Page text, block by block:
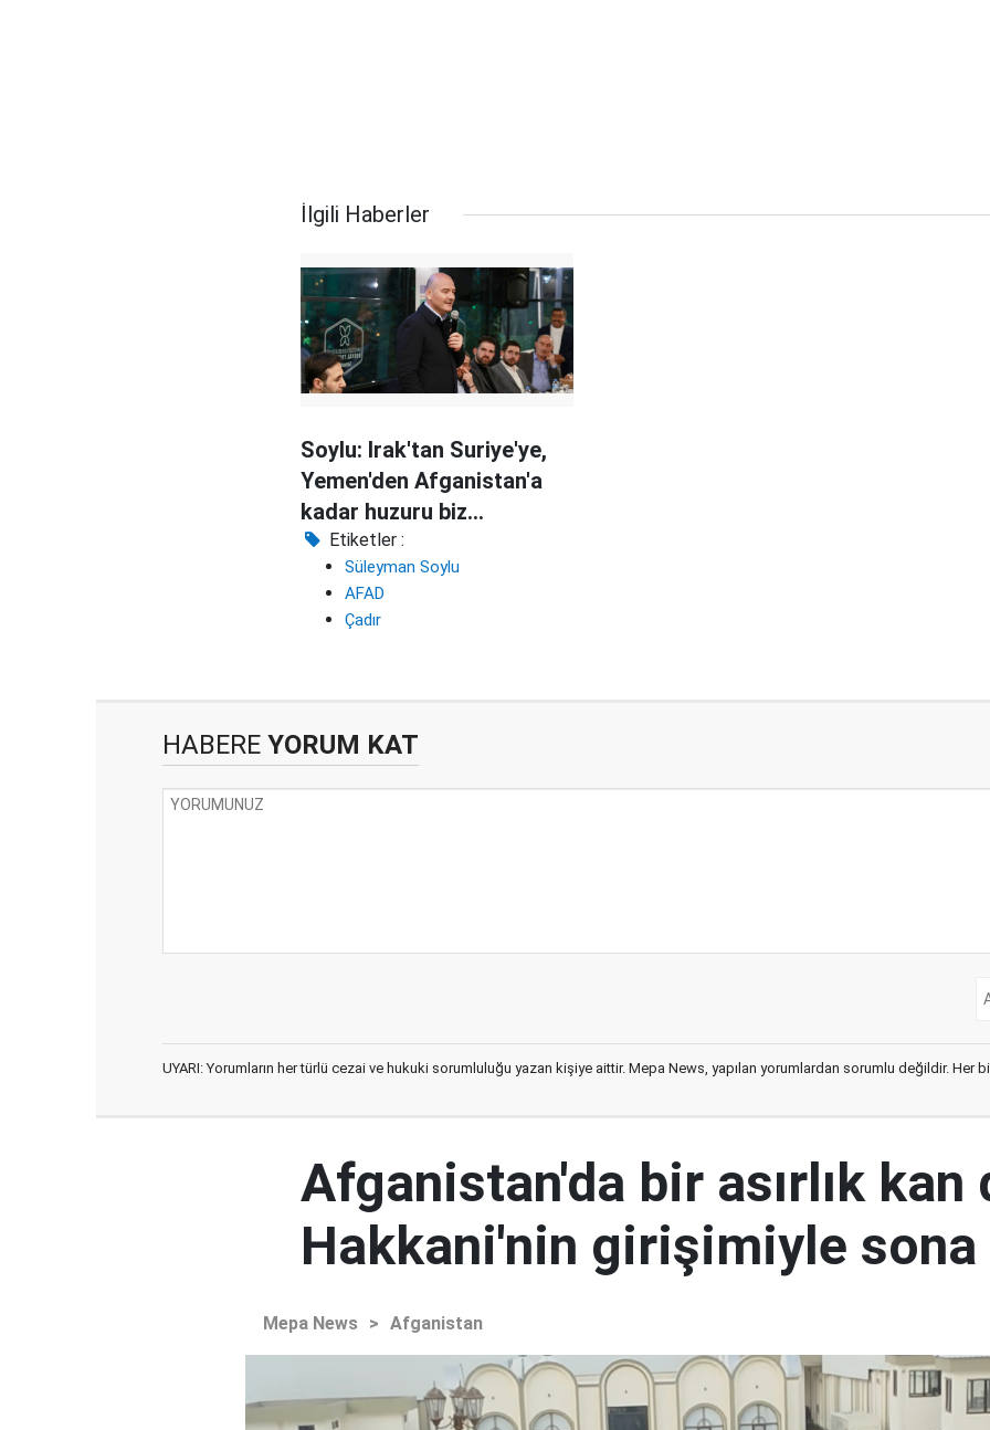
İlgili Haberler
Soylu: Irak'tan Suriye'ye,
Yemen'den Afganistan'a
kadar huzuru biz
getireceğiz
Etiketler :
Süleyman Soylu
AFAD
Çadır
HABERE YORUM KAT
UYARI: Yorumların her türlü cezai ve hukuki sorumluluğu yazan kişiye aittir. Mepa News, yapılan yorumlardan sorumlu değildir. Her
Afganistan'da bir asırlık kan
Hakkani'nin girişimiyle
Mepa News > Afganistan